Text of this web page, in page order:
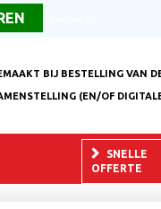
BIJ BESTELLING VAN
(EN/OF
SNELLE
OFFERTE